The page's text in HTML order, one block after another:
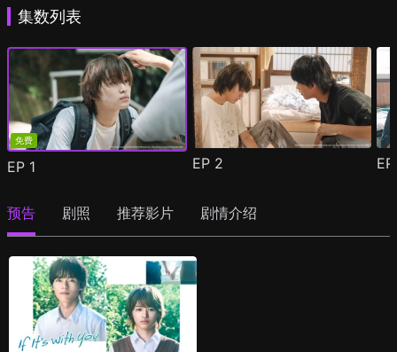
集数列表
免费
EP 1 EP 2
预告 剧照 推荐影片 剧情介绍